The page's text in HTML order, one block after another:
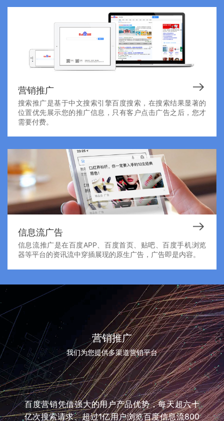
营销推广
搜索推广是基于中文搜索引擎百度搜索，在搜索结果显著的
位置优先展示您的推广信息，只有客户点击广告之后，您才
需要付费。
信息流广告
信息流推广是在百度APP、百度首页、贴吧、百度手机浏览
器等平台的资讯流中穿插展现的原生广告，广告即是内容。
营销推广
我们为您提供多渠道营销平台
百度营销凭借强大的用户产品优势，每天超六十
亿次搜索请求、超过1亿用户浏览百度信息流800